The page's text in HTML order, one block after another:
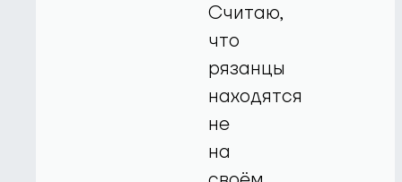
Считаю,
что
рязанцы
находятся
не
на